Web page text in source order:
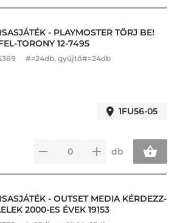
- PLAYMOSTER TÖRJ BE!
TORONY 12-7495
#=24db, gyűjtő#=24db
1FU56-05
db
- OUTSET MEDIA KÉRDEZZ-
2000-ES ÉVEK 19153